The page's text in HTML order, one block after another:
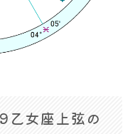
女座上弦の